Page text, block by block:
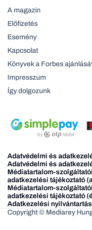
A magazin
Előfizetés
Esemény
Kapcsolat
Könyvek a Forbes
Impresszum
Így dolgozunk
Adatvédelmi és
Adatvédelmi és
Médiatartalom-
adatkezelési tájékoztató
Médiatartalom-
adatkezelési tájékoztató
Adatkezelési
Copyright © Mediarey